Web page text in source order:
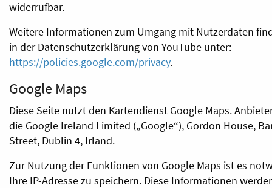
widerrufbar.
Weitere Informationen zum Umgang mit Nutzerdaten
in der Datenschutzerklärung von YouTube unter:
https://policies.google.com/privacy.
Google Maps
Diese Seite nutzt den Kartendienst Google Maps.
die Google Ireland Limited („Google“), Gordon House,
Street, Dublin 4, Irland.
Zur Nutzung der Funktionen von Google Maps ist es
Ihre IP-Adresse zu speichern. Diese Informationen